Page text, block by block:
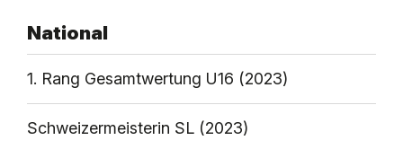
National
1. Rang Gesamtwertung U16 (2023)
Schweizermeisterin SL (2023)